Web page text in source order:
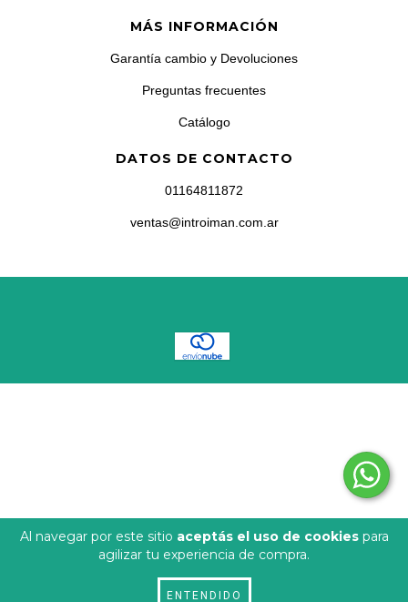
Al navegar por este sitio aceptás el uso de cookiespara
agilizar tu experiencia de compra.
ENTENDIDO
MÁS INFORMACIÓN
Garantía cambio y Devoluciones
Preguntas frecuentes
Catálogo
DATOS DE CONTACTO
01164811872
ventas@introiman.com.ar
INGRESÁ